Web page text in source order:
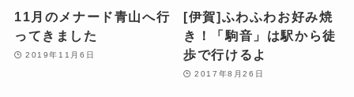
11月のメナード青山へ行
ってきました
2019年11月6日
[伊賀]ふわふわお好み焼
き！「駒音」は駅から徒
歩で行けるよ
2017年8月26日